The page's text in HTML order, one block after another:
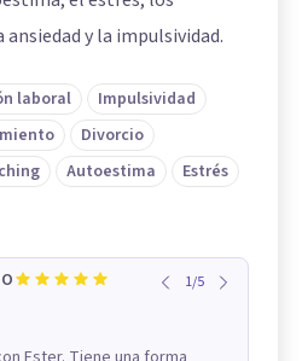
y la impulsividad.
laboral
Impulsividad
Divorcio
Autoestima
Estrés
1/5